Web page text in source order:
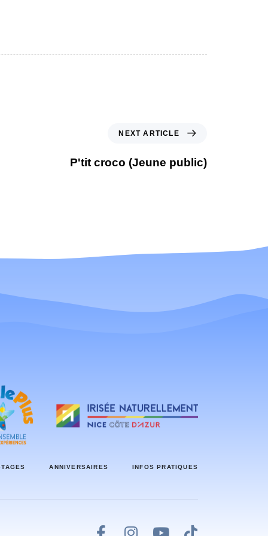
NEXT ARTICLE
P'tit croco (Jeune public)
ANNIVERSAIRES INFOS PRATIQUES